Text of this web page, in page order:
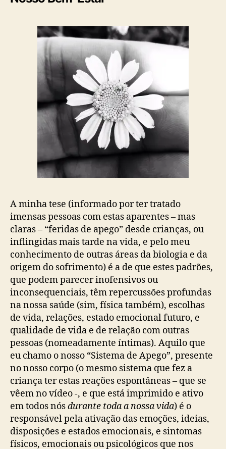
A minha tese (informado por ter tratado
imensas pessoas com estas aparentes – mas
claras – “feridas de apego” desde crianças, ou
inflingidas mais tarde na vida, e pelo meu
conhecimento de outras áreas da biologia e da
origem do sofrimento) é a de que estes padrões,
que podem parecer inofensivos ou
inconsequenciais, têm repercussões profundas
na nossa saúde (sim, física também), escolhas
de vida, relações, estado emocional futuro, e
qualidade de vida e de relação com outras
pessoas (nomeadamente íntimas). Aquilo que
eu chamo o nosso “Sistema de Apego”, presente
no nosso corpo (o mesmo sistema que fez a
criança ter estas reações espontâneas – que se
vêem no vídeo -, e que está imprimido e ativo
em todos nósdurante toda a nossa vida) é o
responsável pela ativação das emoções, ideias,
disposições e estados emocionais, e sintomas
físicos, emocionais ou psicológicos que nos